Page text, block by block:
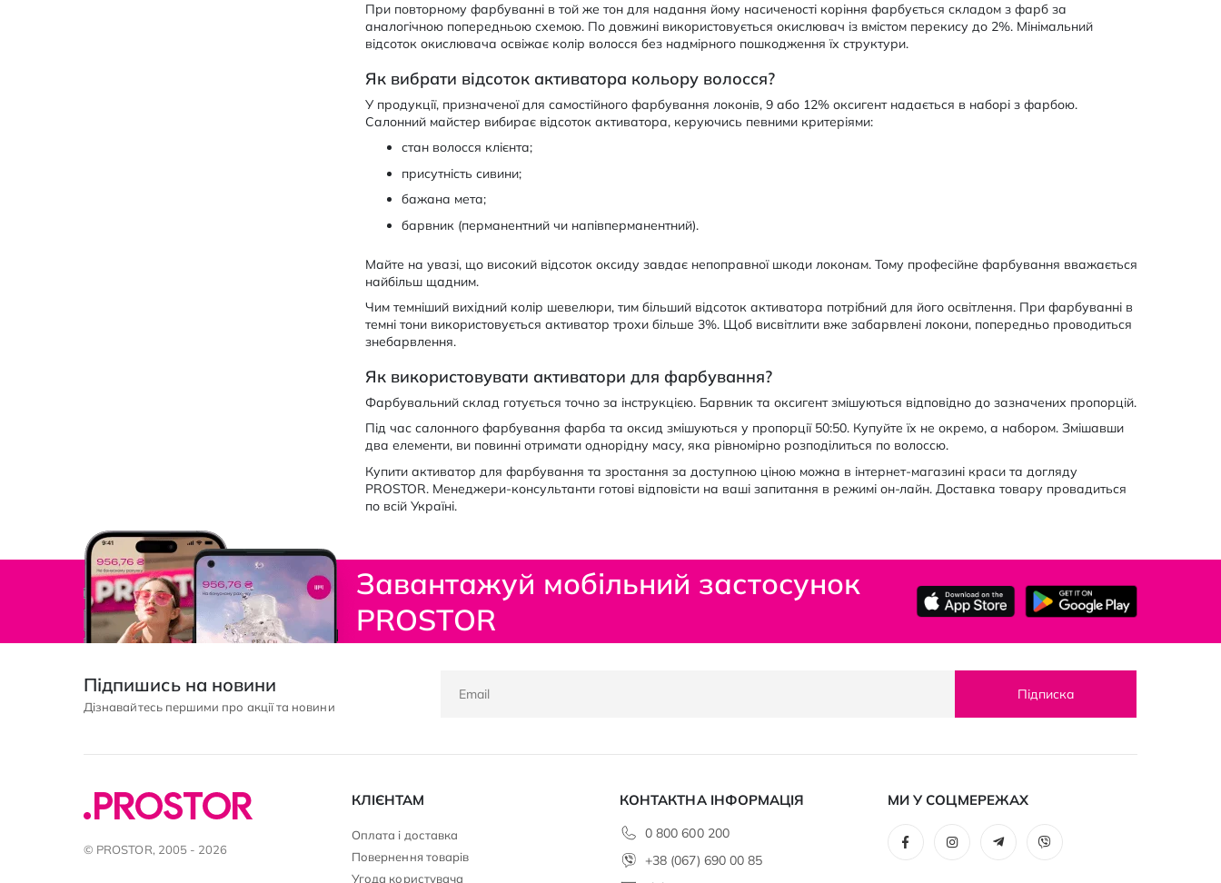
При повторному фарбуванні в той же тон для надання йому насиченості коріння фарбується складом з фарб за
аналогічною попередньою схемою. По довжині використовується окислювач із вмістом перекису до 2%. Мінімальний
відсоток окислювача освіжає колір волосся без надмірного пошкодження їх структури.
Як вибрати відсоток активатора кольору волосся?
У продукції, призначеної для самостійного фарбування локонів, 9 або 12% оксигент надається в наборі з фарбою.
Салонний майстер вибирає відсоток активатора, керуючись певними критеріями:
стан волосся клієнта;
присутність сивини;
бажана мета;
барвник (перманентний чи напівперманентний).
Майте на увазі, що високий відсоток оксиду завдає непоправної шкоди локонам. Тому професійне фарбування вважається
найбільш щадним.
Чим темніший вихідний колір шевелюри, тим більший відсоток активатора потрібний для його освітлення. При фарбуванні в
темні тони використовується активатор трохи більше 3%. Щоб висвітлити вже забарвлені локони, попередньо проводиться
знебарвлення.
Як використовувати активатори для фарбування?
Фарбувальний склад готується точно за інструкцією. Барвник та оксигент змішуються відповідно до зазначених пропорцій.
Під час салонного фарбування фарба та оксид змішуються у пропорції 50:50. Купуйте їх не окремо, а набором. Змішавши
два елементи, ви повинні отримати однорідну масу, яка рівномірно розподілиться по волоссю.
Купити активатор для фарбування та зростання за доступною ціною можна в інтернет-магазині краси та догляду
PROSTOR. Менеджери-консультанти готові відповісти на ваші запитання в режимі он-лайн. Доставка товару провадиться
по всій Україні.
Завантажуй мобільний застосунок
PROSTOR
Підпишись на новини
Дізнавайтесь першими про акції та новини
Підписка
© PROSTOR, 2005 - 2026
КЛІЄНТАМ
Оплата і доставка
Повернення товарів
Угода користувача
КОНТАКТНА ІНФОРМАЦІЯ
0 800 600 200
+38 (067) 690 00 85
МИ У СОЦМЕРЕЖАХ